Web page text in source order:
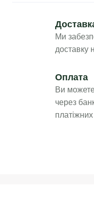
Ми
доставку
Оплата
Ви
через